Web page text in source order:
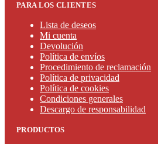
PARA LOS CLIENTES
Lista de deseos
Mi cuenta
Devolución
Política de envíos
Procedimiento de reclamación
Política de privacidad
Política de cookies
Condiciones generales
Descargo de responsabilidad
PRODUCTOS